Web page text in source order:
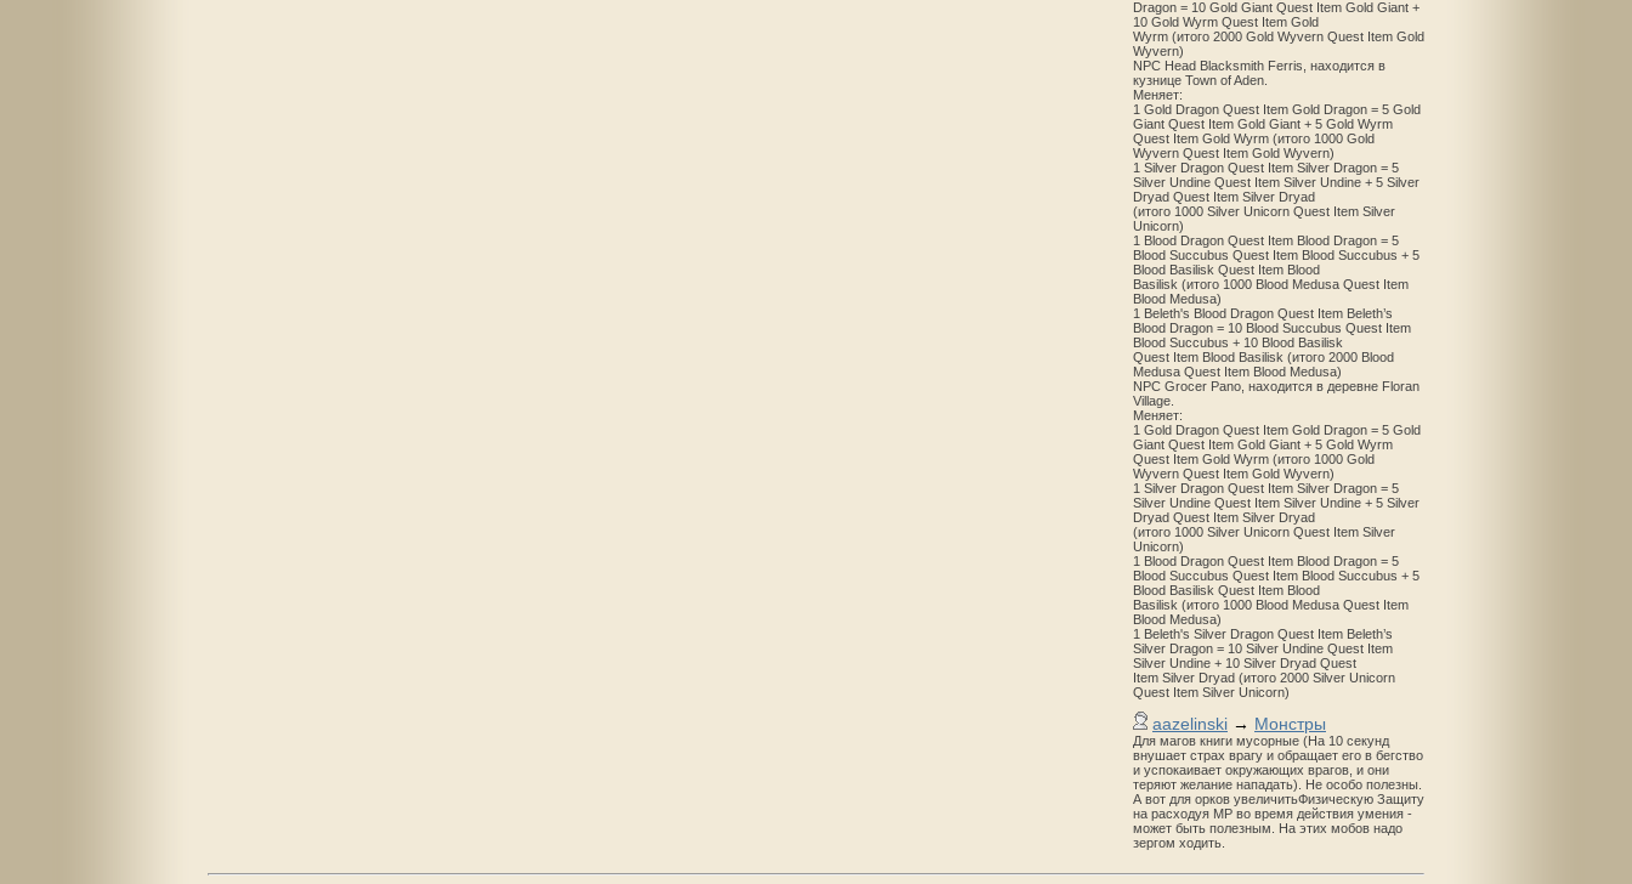
Dragon = 10 Gold Giant Quest Item Gold Giant +
10 Gold Wyrm Quest Item Gold
Wyrm (итого 2000 Gold Wyvern Quest Item Gold
Wyvern)
NPC Head Blacksmith Ferris, находится в
кузнице Town of Aden.
Меняет:
1 Gold Dragon Quest Item Gold Dragon = 5 Gold
Giant Quest Item Gold Giant + 5 Gold Wyrm
Quest Item Gold Wyrm (итого 1000 Gold
Wyvern Quest Item Gold Wyvern)
1 Silver Dragon Quest Item Silver Dragon = 5
Silver Undine Quest Item Silver Undine + 5 Silver
Dryad Quest Item Silver Dryad
(итого 1000 Silver Unicorn Quest Item Silver
Unicorn)
1 Blood Dragon Quest Item Blood Dragon = 5
Blood Succubus Quest Item Blood Succubus + 5
Blood Basilisk Quest Item Blood
Basilisk (итого 1000 Blood Medusa Quest Item
Blood Medusa)
1 Beleth's Blood Dragon Quest Item Beleth’s
Blood Dragon = 10 Blood Succubus Quest Item
Blood Succubus + 10 Blood Basilisk
Quest Item Blood Basilisk (итого 2000 Blood
Medusa Quest Item Blood Medusa)
NPC Grocer Pano, находится в деревне Floran
Village.
Меняет:
1 Gold Dragon Quest Item Gold Dragon = 5 Gold
Giant Quest Item Gold Giant + 5 Gold Wyrm
Quest Item Gold Wyrm (итого 1000 Gold
Wyvern Quest Item Gold Wyvern)
1 Silver Dragon Quest Item Silver Dragon = 5
Silver Undine Quest Item Silver Undine + 5 Silver
Dryad Quest Item Silver Dryad
(итого 1000 Silver Unicorn Quest Item Silver
Unicorn)
1 Blood Dragon Quest Item Blood Dragon = 5
Blood Succubus Quest Item Blood Succubus + 5
Blood Basilisk Quest Item Blood
Basilisk (итого 1000 Blood Medusa Quest Item
Blood Medusa)
1 Beleth's Silver Dragon Quest Item Beleth’s
Silver Dragon = 10 Silver Undine Quest Item
Silver Undine + 10 Silver Dryad Quest
Item Silver Dryad (итого 2000 Silver Unicorn
Quest Item Silver Unicorn)
aazelinski → Монстры
Для магов книги мусорные (На 10 секунд
внушает страх врагу и обращает его в бегство
и успокаивает окружающих врагов, и они
теряют желание нападать). Не особо полезны.
А вот для орков увеличитьФизическую Защиту
на расходуя MP во время действия умения -
может быть полезным. На этих мобов надо
зергом ходить.